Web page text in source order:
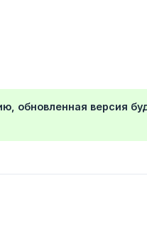
обновленная версия